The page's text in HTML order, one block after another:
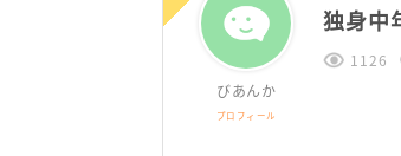
びあんか
プロフィール
独身中
1126